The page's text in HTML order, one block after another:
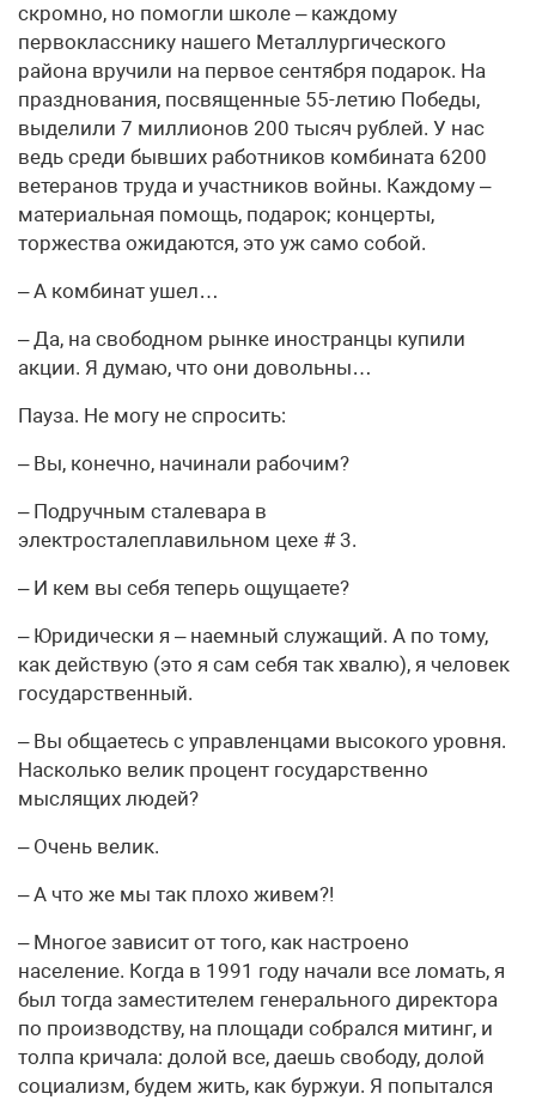
скромно, но помогли школе – каждому
первокласснику нашего Металлургического
района вручили на первое сентября подарок. На
празднования, посвященные 55-летию Победы,
выделили 7 миллионов 200 тысяч рублей. У нас
ведь среди бывших работников комбината 6200
ветеранов труда и участников войны. Каждому –
материальная помощь, подарок; концерты,
торжества ожидаются, это уж само собой.
– А комбинат ушел…
– Да, на свободном рынке иностранцы купили
акции. Я думаю, что они довольны…
Пауза. Не могу не спросить:
– Вы, конечно, начинали рабочим?
– Подручным сталевара в
электросталеплавильном цехе # 3.
– И кем вы себя теперь ощущаете?
– Юридически я – наемный служащий. А по тому,
как действую (это я сам себя так хвалю), я человек
государственный.
– Вы общаетесь с управленцами высокого уровня.
Насколько велик процент государственно
мыслящих людей?
– Очень велик.
– А что же мы так плохо живем?!
– Многое зависит от того, как настроено
население. Когда в 1991 году начали все ломать, я
был тогда заместителем генерального директора
по производству, на площади собрался митинг, и
толпа кричала: долой все, даешь свободу, долой
социализм, будем жить, как буржуи. Я попытался